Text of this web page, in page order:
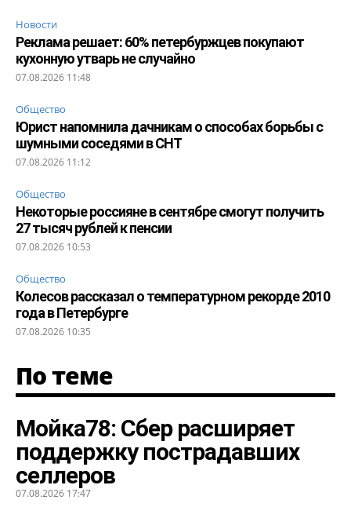
Новости
Реклама решает: 60% петербуржцев покупают
кухонную утварь не случайно
07.08.2026 11:48
Общество
Юрист напомнила дачникам о способах борьбы с
шумными соседями в СНТ
07.08.2026 11:12
Общество
Некоторые россияне в сентябре смогут получить
27 тысяч рублей к пенсии
07.08.2026 10:53
Общество
Колесов рассказал о температурном рекорде 2010
года в Петербурге
07.08.2026 10:35
По теме
Мойка78: Сбер расширяет
поддержку пострадавших
селлеров
07.08.2026 17:47